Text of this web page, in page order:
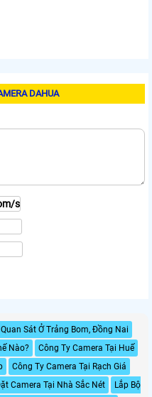
DAHUA
Sát Ở Trảng Bom, Đồng Nai
Nào?
Công Ty Camera Tại Huế
Công Ty Camera Tại Rạch Giá
Camera Tại Nhà Sắc Nét
Lắp Bộ